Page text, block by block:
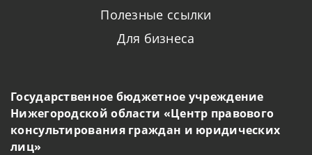
Полезные ссылки
Для бизнеса
Государственное бюджетное учреждение
Нижегородской области «Центр правового
консультирования граждан и юридических
лиц»